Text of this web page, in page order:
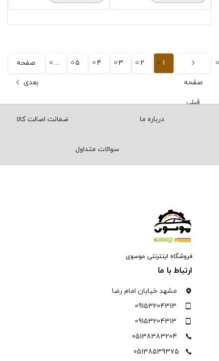
صفحه
قبلی
1
2
3
4
5
…
صفحه
بعدی
درباره ما ضمانت اصالت کالا
سوالات متداول
فروشگاه اینترنتی موسوی
ارتباط با ما
مشهد خیابان امام رضا
09153204313
09153204313
05138383204
05138539375